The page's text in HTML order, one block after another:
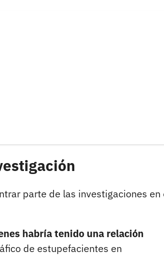
parte de las investigaciones en
habría tenido una relación
de estupefacientes en